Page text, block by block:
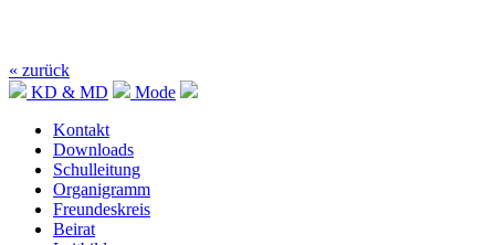
« zurück
KD & MD
Mode
Kontakt
Downloads
Schulleitung
Organigramm
Freundeskreis
Beirat